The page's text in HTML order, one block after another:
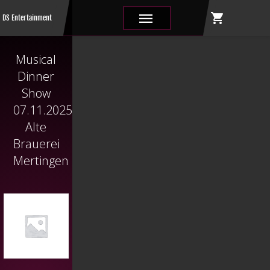
DS Entertainment ||| shopping_cart
Musical
Dinner
Show
07.11.2025
Alte
Brauerei
Mertingen